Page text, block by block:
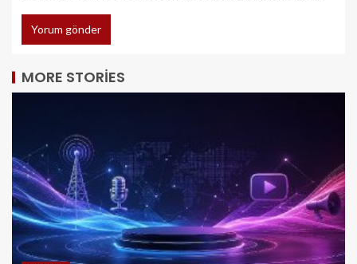
MORE STORIES